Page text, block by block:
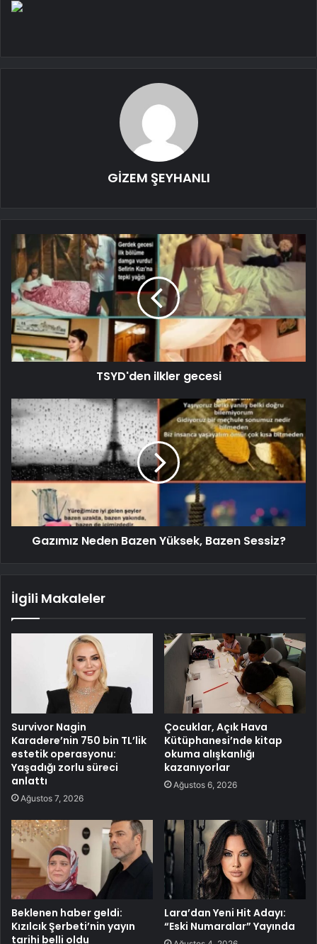
GİZEM ŞEYHANLI
TSYD'den ilkler gecesi
Gazımız Neden Bazen Yüksek, Bazen Sessiz?
İlgili Makaleler
Survivor Nagin
Karadere’nin 750 bin TL’lik
estetik operasyonu:
Yaşadığı zorlu süreci
anlattı
Ağustos 7, 2026
Çocuklar, Açık Hava
Kütüphanesi’nde kitap
okuma alışkanlığı
kazanıyorlar
Ağustos 6, 2026
Beklenen haber geldi:
Kızılcık Şerbeti’nin yayın
tarihi belli oldu
Lara’dan Yeni Hit Adayı:
“Eski Numaralar” Yayında